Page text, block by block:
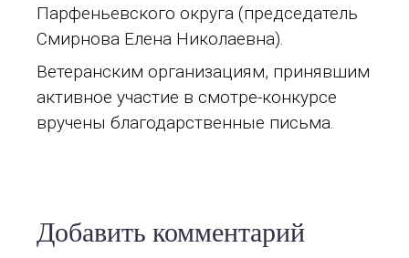
Парфеньевского округа (председатель
Смирнова Елена Николаевна).
Ветеранским организациям, принявшим
активное участие в смотре-конкурсе
вручены благодарственные письма.
Добавить комментарий